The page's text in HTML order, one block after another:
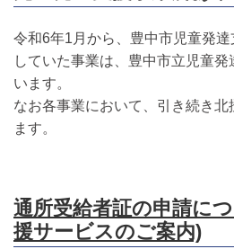
令和6年1月から、豊中市児童発
していた事業は、豊中市立児童
います。
なお各事業において、引き続き
ます。
通所受給者証の申請に
援サービスのご案内)